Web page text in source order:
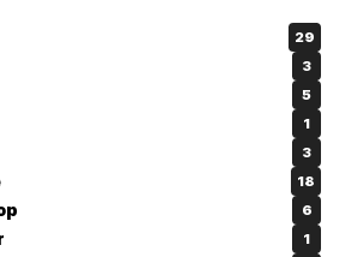
29
3
5
1
3
18
6
1